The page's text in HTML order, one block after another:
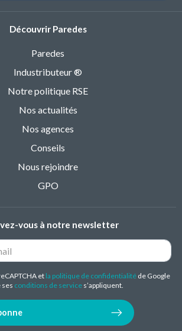
Découvrir Paredes
Paredes
Industributeur ®
Notre politique RSE
Nos actualités
Nos agences
Conseils
Nous rejoindre
GPO
vous à notre newsletter
etla politique de confidentialitéde Google
ses conditions de service s’appliquent.